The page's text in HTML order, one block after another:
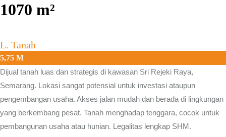
1070 m²
L. Tanah
5,75 M
Dijual tanah luas dan strategis di kawasan Sri Rejeki Raya,
Semarang. Lokasi sangat potensial untuk investasi ataupun
pengembangan usaha. Akses jalan mudah dan berada di lingkungan
yang berkembang pesat. Tanah menghadap tenggara, cocok untuk
pembangunan usaha atau hunian. Legalitas lengkap SHM.